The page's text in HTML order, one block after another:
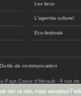
Les lieux
L'agenda culturel
Eco-festivals
Outils de communication
Pays Coeur d'Hérault - 9 rue
sur ce site, vous acceptez